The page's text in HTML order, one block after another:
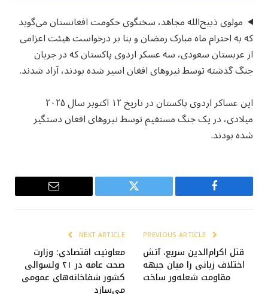
مولوی ذبیح‌الله مجاهد، سخنگوی حکومت افغانستان می‌گوید
که به احترام ماه مبارک رمضان و بنا بر درخواست هیئت اعزامی
از عربستان سعودی، سه عسکر اردوی پاکستان که در جریان
جنگ گذشته توسط نیروهای افغان اسیر شده بودند، آزاد شدند.
این عساکر اردوی پاکستان در تاریخ ۱۲ اکتوبر سال ۲۰۲۵
میلادی، در یک جنگ مستقیم توسط نیروهای افغان دستگیر
شده بودند.
Facebook
Twitter
Email
قتل اکرام‌الدین سریع، آتش
اختلاف زبانی را میان جبهه
مقاومت شعله‌ور ساخت
NEXT ARTICLE
معاونیت اقتصادی: وزارت
صحت عامه در ۲۱ ولسوالی
کشور شفاخانه‌های عمومی
می‌سازد